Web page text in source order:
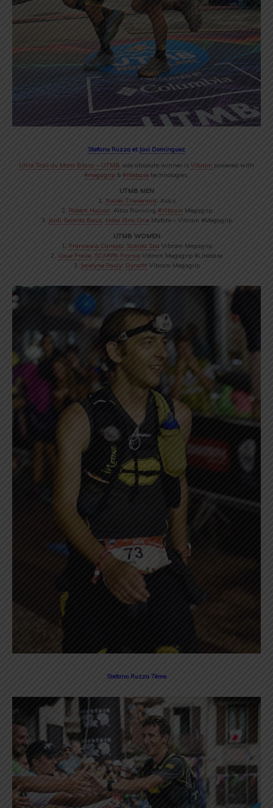
Stefano Ruzza et Javi Dominguez
Ultra Trail du Mont Blanc – UTMB sole absolute winner is Vibram powered with
#megagrip & #litebase technologies:
UTMB MEN
1. Xavier Thevenard: Asics
2. Robert Hajnal: Altra Running #Vibram Megagrip
3.
Jordi Gamito Baus: Hoka One OneMafate – Vibram #Megagrip
UTMB WOMEN
1. Francesca Canepa: Scarpa Spa Vibram Megagrip
2. Uxue Fraile: SCARPA France Vibram Megagrip #Litebase
3. Jocelyne Pauly: Dynafit Vibram Megagrip
Stefano Ruzza 7ème